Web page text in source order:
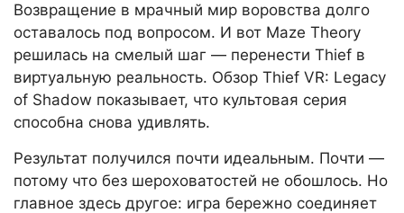
Возвращение в мрачный мир воровства долго
оставалось под вопросом. И вот Maze Theory
решилась на смелый шаг — перенести Thief в
виртуальную реальность. Обзор Thief VR: Legacy
of Shadow показывает, что культовая серия
способна снова удивлять.
Результат получился почти идеальным. Почти —
потому что без шероховатостей не обошлось. Но
главное здесь другое: игра бережно соединяет